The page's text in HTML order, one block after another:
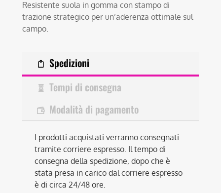
Resistente suola in gomma con stampo di
trazione strategico per un’aderenza ottimale sul
campo.
Spedizioni
Tempi di consegna
Modalità di pagamento
I prodotti acquistati verranno consegnati
tramite corriere espresso. Il tempo di
consegna della spedizione, dopo che è
stata presa in carico dal corriere espresso
è di circa 24/48 ore.